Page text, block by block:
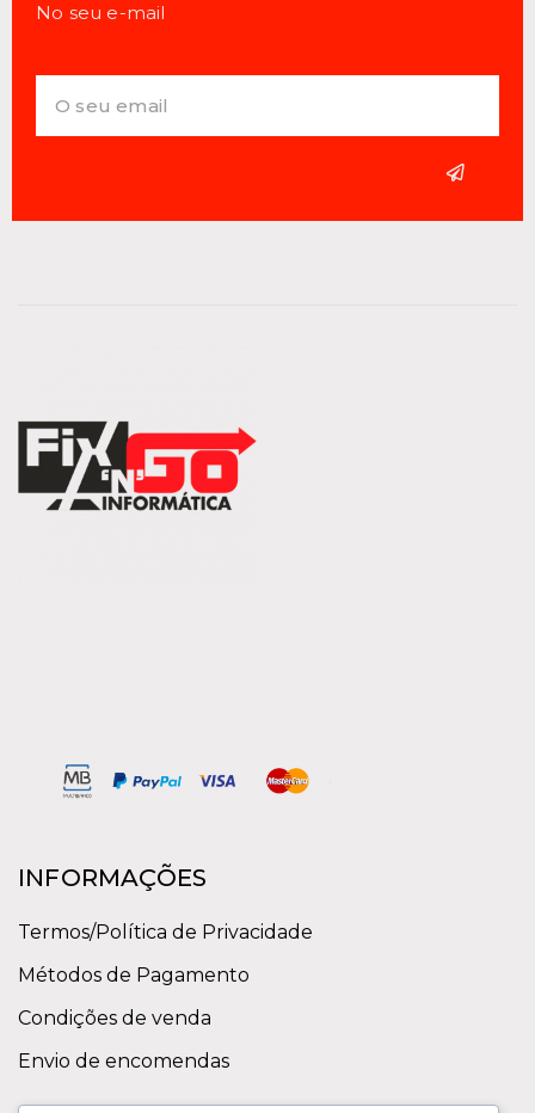
No seu e-mail
INFORMAÇÕES
Termos/Política de Privacidade
Métodos de Pagamento
Condições de venda
Envio de encomendas